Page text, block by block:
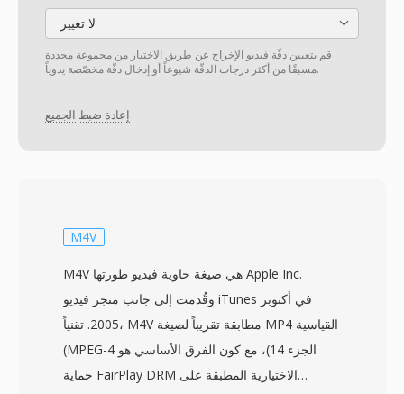
لا تغيير
قم بتعيين دقّة فيديو الإخراج عن طريق الاختيار من مجموعة محددة
مسبقًا من أكثر درجات الدقّة شيوعاً أو إدخال دقّة مخصّصة يدوياً.
إعادة ضبط الجميع
M4V
M4V هي صيغة حاوية فيديو طورتها Apple Inc.
وقُدمت إلى جانب متجر فيديو iTunes في أكتوبر
2005. تقنياً، M4V مطابقة تقريباً لصيغة MP4 القياسية
(MPEG-4 الجزء 14)، مع كون الفرق الأساسي هو
حماية FairPlay DRM الاختيارية المطبقة على